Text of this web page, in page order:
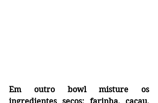
Em outro bowl misture os